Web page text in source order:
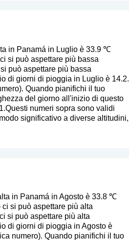
in Panamá in Luglio è 33.9 ℃
si può aspettare più bassa
può aspettare più bassa
di giorni di pioggia in Luglio è 14.2.
). Quando pianifichi il tuo
del giorno all'inizio di questo
numeri sopra sono validi
significativo a diverse altitudini,
in Panamá in Agosto è 33.8 ℃
si può aspettare più alta
si può aspettare più alta
di giorni di pioggia in Agosto è
numero). Quando pianifichi il tuo